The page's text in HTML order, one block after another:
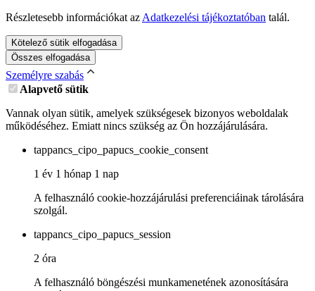
Részletesebb információkat az Adatkezelési tájékoztatóban talál.
Kötelező sütik elfogadása
Összes elfogadása
Személyre szabás
Alapvető sütik
Vannak olyan sütik, amelyek szükségesek bizonyos weboldalak
működéséhez. Emiatt nincs szükség az Ön hozzájárulására.
tappancs_cipo_papucs_cookie_consent
1 év 1 hónap 1 nap
A felhasználó cookie-hozzájárulási preferenciáinak tárolására
szolgál.
tappancs_cipo_papucs_session
2 óra
A felhasználó böngészési munkamenetének azonosítására